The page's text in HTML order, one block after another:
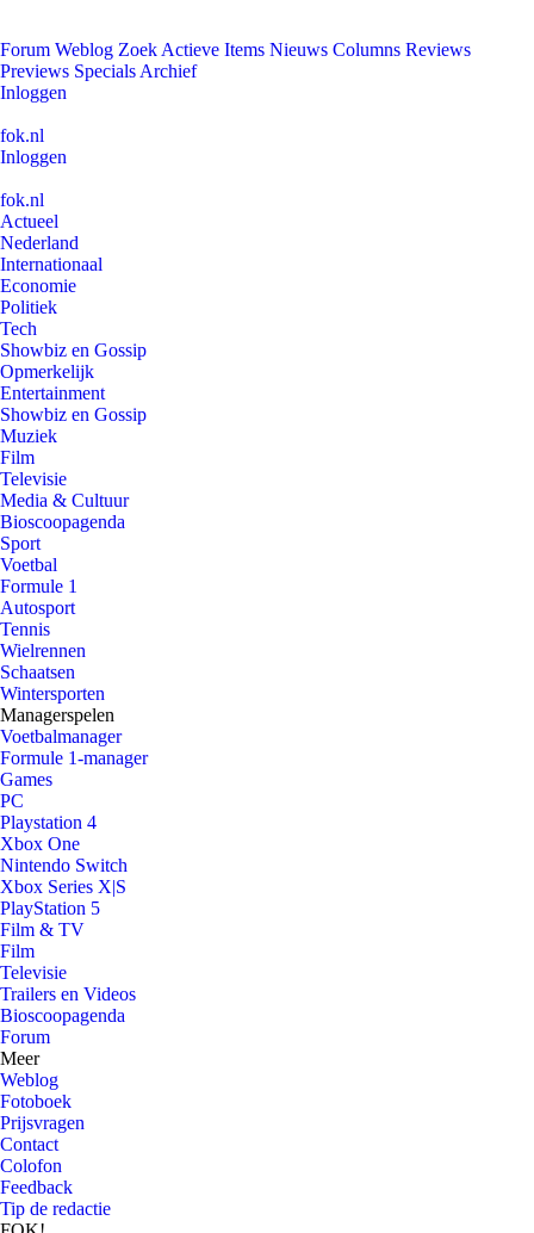
Forum Weblog Zoek Actieve Items Nieuws Columns Reviews
Previews Specials Archief
Inloggen
fok.nl
Inloggen
fok.nl
Actueel
Nederland
Internationaal
Economie
Politiek
Tech
Showbiz en Gossip
Opmerkelijk
Entertainment
Showbiz en Gossip
Muziek
Film
Televisie
Media & Cultuur
Bioscoopagenda
Sport
Voetbal
Formule 1
Autosport
Tennis
Wielrennen
Schaatsen
Wintersporten
Managerspelen
Voetbalmanager
Formule 1-manager
Games
PC
Playstation 4
Xbox One
Nintendo Switch
Xbox Series X|S
PlayStation 5
Film & TV
Film
Televisie
Trailers en Videos
Bioscoopagenda
Forum
Meer
Weblog
Fotoboek
Prijsvragen
Contact
Colofon
Feedback
Tip de redactie